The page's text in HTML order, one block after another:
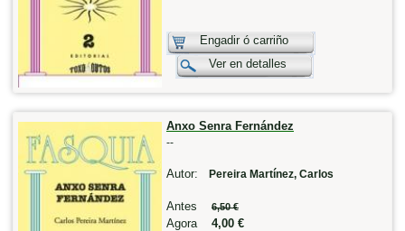
Engadir ó carriño
Ver en detalles
Anxo Senra Fernández
--
Autor: Pereira Martínez, Carlos
Antes 6,50 €
Agora 4,00 €